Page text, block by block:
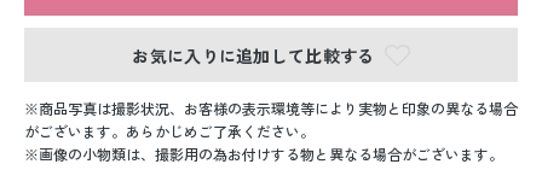
白無垢&紋付袴レンタル
引き振袖レンタル
お気に入りに追加して比較する
商品写真は撮影状況、お客様の表示環境等により実物と印象の異なる場合
がございます。あらかじめご了承ください。
画像の小物類は、撮影用の為お付けする物と異なる場合がございます。